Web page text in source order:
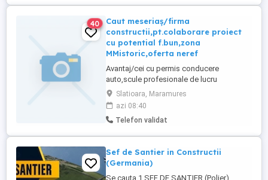
40
Caut meseriaș/firma
constructii,pt.colaborare proiect
cu potential f.bun,zona
MMistoric,oferta neref
Avantaj/cei cu permis conducere
auto,scule profesionale de lucru
personale să fie folosite măcar pt. început
,acoperă cît mai mult din gama lucrărilor
de instalații,dulgherie, finisaje moderne
Slatioara, Maramures
azi 08:40
Telefon validat
Sef de Santier in Constructii
(Germania)
Se cauta 1 SEF DE SANTIER (Polier)